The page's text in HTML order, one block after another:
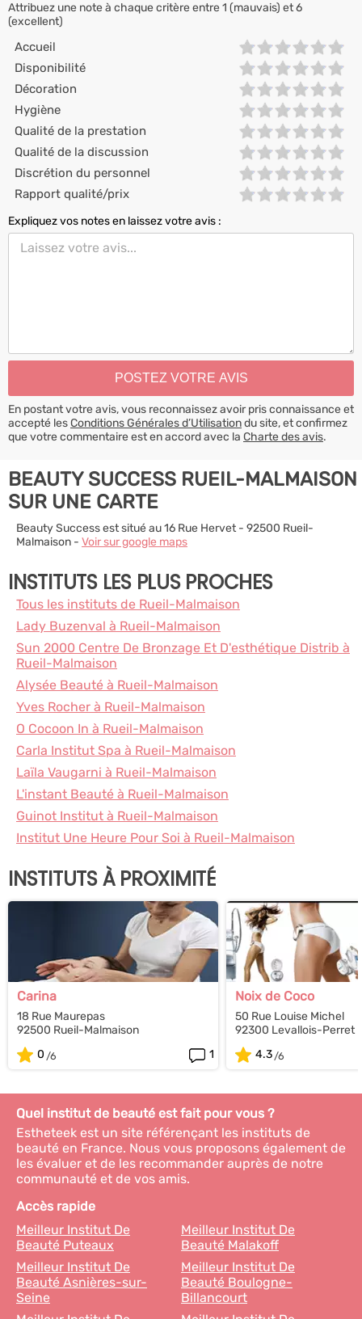
Attribuez une note à chaque critère entre 1 (mauvais) et 6
(excellent)
Accueil
Disponibilité
Décoration
Hygiène
Qualité de la prestation
Qualité de la discussion
Discrétion du personnel
Rapport qualité/prix
Expliquez vos notes en laissez votre avis :
En postant votre avis, vous reconnaissez avoir pris connaissance et
accepté lesConditions Générales d’Utilisationdu site, et confirmez
que votre commentaire est en accord avec la Charte des avis.
BEAUTY SUCCESS RUEIL-MALMAISON
SUR UNE CARTE
Beauty Success est situé au 16 Rue Hervet - 92500 Rueil-
Malmaison - Voir sur google maps
INSTITUTS LES PLUS PROCHES
Tous les instituts de Rueil-Malmaison
Lady Buzenval à Rueil-Malmaison
Sun 2000 Centre De Bronzage Et D'esthétique Distrib à
Rueil-Malmaison
Alysée Beauté à Rueil-Malmaison
Yves Rocher à Rueil-Malmaison
O Cocoon In à Rueil-Malmaison
Carla Institut Spa à Rueil-Malmaison
Laïla Vaugarni à Rueil-Malmaison
L'instant Beauté à Rueil-Malmaison
Guinot Institut à Rueil-Malmaison
Institut Une Heure Pour Soi à Rueil-Malmaison
INSTITUTS À PROXIMITÉ
Carina
18 Rue Maurepas
92500 Rueil-Malmaison
0
1
Noix de Coco
50 Rue Louise Michel
92300 Levallois-Perret
4.3
Quel institut de beauté est fait pour vous ?
Estheteek est un site référençant les instituts de
beauté en France. Nous vous proposons également de
les évaluer et de les recommander auprès de notre
communauté et de vos amis.
Accès rapide
Meilleur Institut De
Beauté Puteaux
Meilleur Institut De
Beauté Malakoff
Meilleur Institut De
Beauté Asnières-sur-
Seine
Meilleur Institut De
Beauté Boulogne-
Billancourt